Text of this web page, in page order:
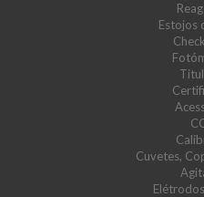
Estojos
Cuvetes,